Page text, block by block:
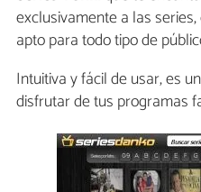
exclusivamente a las
apto para todo tipo de
Intuitiva y fácil de usar, es
disfrutar de tus programas